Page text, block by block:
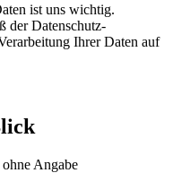
ist uns wichtig.
der Datenschutz-
Ihrer Daten auf
Angabe